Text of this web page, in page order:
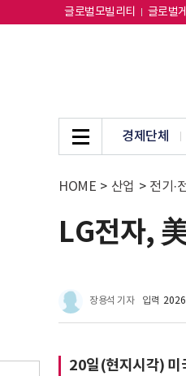
글로벌모빌리티 글로벌
경제단체
HOME > 산업 > 전기·
LG전자,
장용석 기자 입력
20일(현지시각) 미